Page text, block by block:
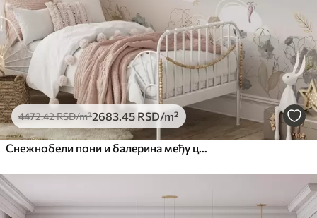
4472.42RSD/m²2683 .45 RSD/m²